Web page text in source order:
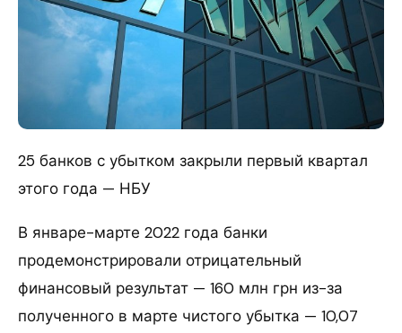
25 банков с убытком закрыли первый квартал
этого года — НБУ
В январе-марте 2022 года банки
продемонстрировали отрицательный
финансовый результат — 160 млн грн из-за
полученного в марте чистого убытка — 10,07